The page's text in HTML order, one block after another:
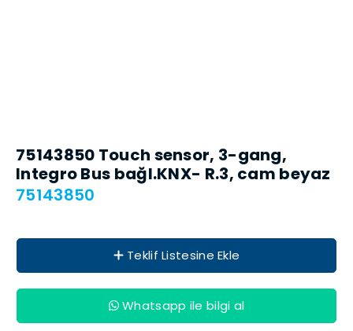
75143850 Touch sensor, 3-gang,
Integro Bus bağl.KNX- R.3, cam beyaz
75143850
Teklif Listesine Ekle
Whatsapp ile bilgi al